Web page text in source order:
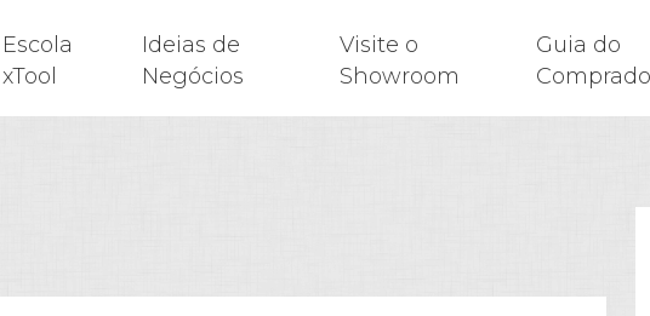
Escola
xTool
Ideias de
Negócios
Visite o
Showroom
Guia do